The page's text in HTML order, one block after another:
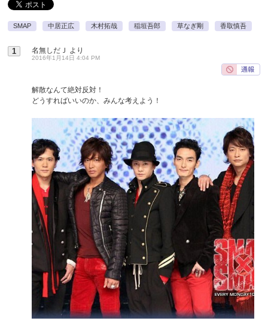
SMAP 中居正広 木村拓哉 稲垣吾郎 草なぎ剛 香取慎吾
1 名無しだＪ より
2016年1月14日 4:04 PM
解散なんて絶対反対！
どうすればいいのか、みんな考えよう！